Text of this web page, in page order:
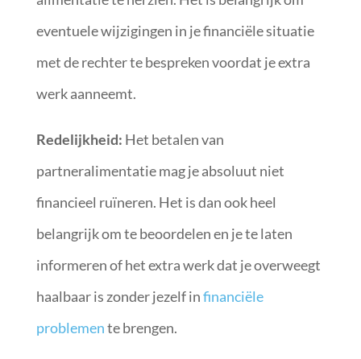
eventuele wijzigingen in je financiële situatie
met de rechter te bespreken voordat je extra
werk aanneemt.
Redelijkheid: Het betalen van
partneralimentatie mag je absoluut niet
financieel ruïneren. Het is dan ook heel
belangrijk om te beoordelen en je te laten
informeren of het extra werk dat je overweegt
haalbaar is zonder jezelf infinanciële
problemente brengen.